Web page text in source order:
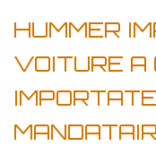
HUMMER
VOITURE A